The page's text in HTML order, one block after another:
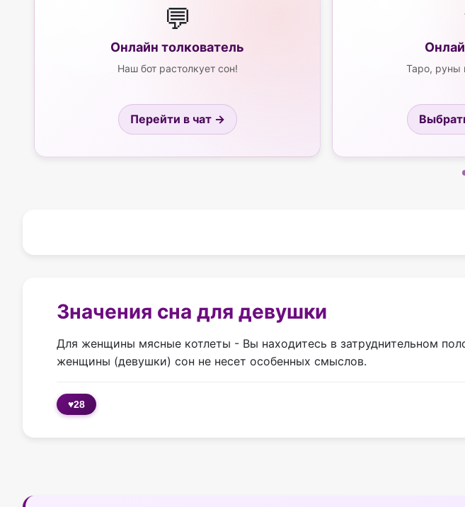
💬
Онлайн толкователь
Наш бот растолкует сон!
Перейти в чат →
Таро, руны
Значения сна для девушки
Для женщины мясные котлеты - Вы находитесь в затруднительном
женщины (девушки) сон не несет особенных смыслов.
♥28